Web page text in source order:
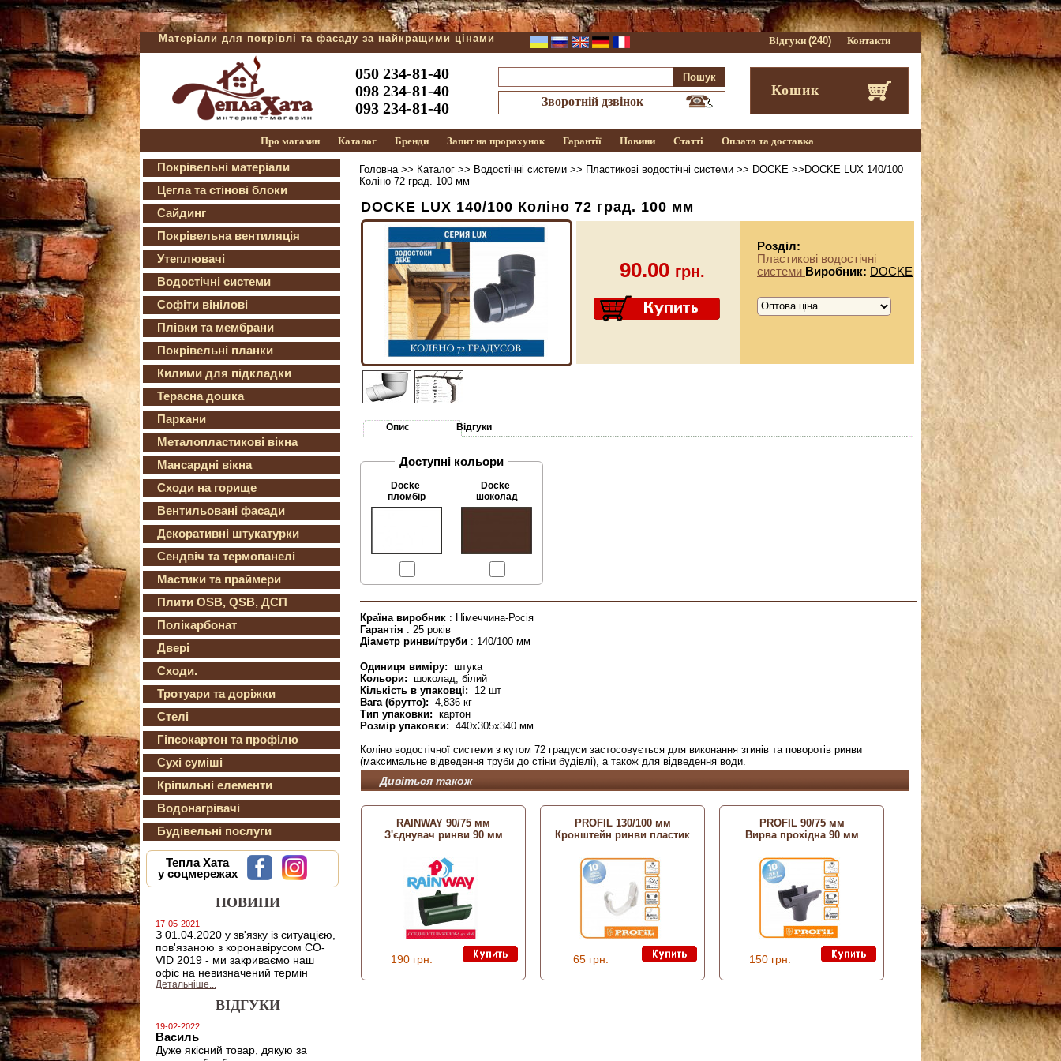
Матеріали для покрівлі та фасаду за найкращими цінами Відгуки (240) Контакти
050 234-81-40
098 234-81-40
093 234-81-40
Зворотній дзвінок
Кошик
Про магазин Каталог Бренди Запит на прорахунок Гарантії Новини Статті Оплата та доставка
Покрівельні матеріали
Цегла та стінові блоки
Сайдинг
Покрівельна вентиляція
Утеплювачі
Водостічні системи
Софіти вінілові
Плівки та мембрани
Покрівельні планки
Килими для підкладки
Терасна дошка
Паркани
Металопластикові вікна
Мансардні вікна
Сходи на горище
Вентильовані фасади
Декоративні штукатурки
Сендвіч та термопанелі
Мастики та праймери
Плити OSB, QSB, ДСП
Полікарбонат
Двері
Сходи.
Тротуари та доріжки
Стелі
Гіпсокартон та профілю
Сухі суміші
Кріпильні елементи
Водонагрівачі
Будівельні послуги
Тепла Хата
у соцмережах
НОВИНИ
17-05-2021
З 01.04.2020 у зв'язку із ситуацією,
пов'язаною з коронавірусом CO-
VID 2019 - ми закриваємо наш
офіс на невизначений термін
Детальніше...
ВІДГУКИ
19-02-2022
Василь
Дуже якісний товар, дякую за
Головна>> Каталог >> Водостічні системи >> Пластикові водостічні системи >> DOCKE >>DOCKE LUX 140/100
Коліно 72 град. 100 мм
DOCKE LUX 140/100 Коліно 72 град. 100 мм
90.00 грн.
Розділ:
Пластикові водостічні
системи Виробник: DOCKE
Опис Відгуки
Доступні кольори
Docke
пломбір
Docke
шоколад
Країна виробник : Німеччина-Росія
Гарантія : 25 років
Діаметр ринви/труби : 140/100 мм
Одиниця виміру: штука
Кольори: шоколад, білий
Кількість в упаковці:
12 шт
Вага (брутто): 4,836 кг
Тип упаковки: картон
Розмір упаковки: 440х305х340 мм
Коліно водостічної системи з кутом 72 градуси застосовується для виконання згинів та поворотів ринви
(максимальне відведення труби до стіни будівлі), а також для відведення води.
Дивіться також
RAINWAY 90/75 мм
З'єднувач ринви 90 мм
190 грн.
PROFIL 130/100 мм
Кронштейн ринви пластик
65 грн.
PROFIL 90/75 мм
Вирва прохідна 90 мм
150 грн.